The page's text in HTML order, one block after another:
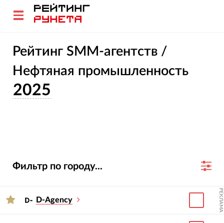
Рейтинг SMM-агентств /
Нефтяная промышленность
2025
Фильтр по городу...
D-Agency РЕКЛАМА